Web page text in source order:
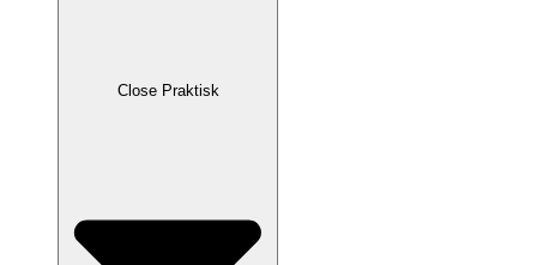
Close Praktisk